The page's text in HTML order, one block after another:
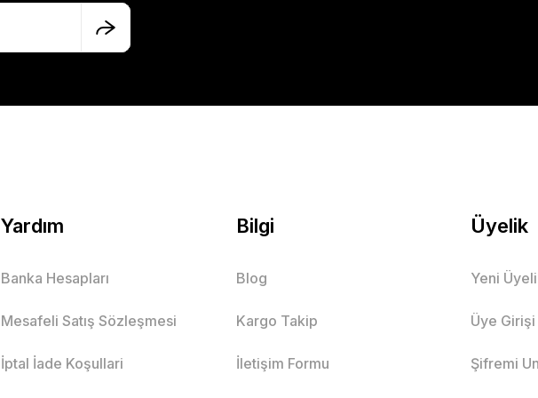
Yardım
Banka Hesapları
Mesafeli Satış Sözleşmesi
İptal İade Koşullari
Bilgi
Blog
Kargo Takip
İletişim Formu
Üyelik
Yeni
Üye Girişi
Şifremi